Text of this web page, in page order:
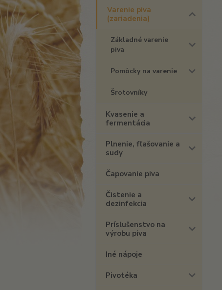
Varenie piva
(zariadenia)
Základné varenie
piva
Pomôcky na varenie
Šrotovníky
Kvasenie a
fermentácia
Plnenie, fľašovanie a
sudy
Čapovanie piva
Čistenie a
dezinfekcia
Príslušenstvo na
výrobu piva
Iné nápoje
Pivotéka